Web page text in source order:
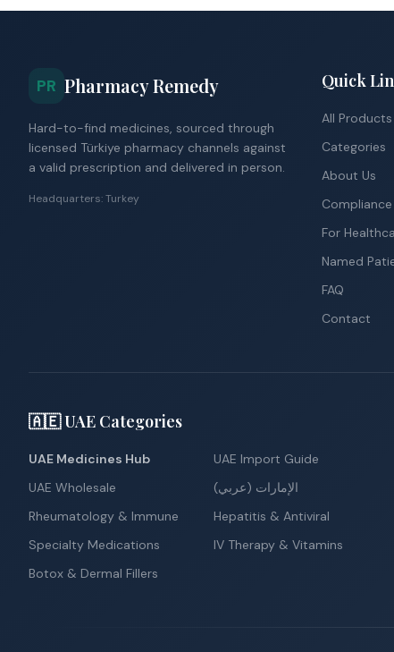
PR Pharmacy Remedy
Hard-to-find medicines, sourced through
licensed Türkiye pharmacy channels against
a valid prescription and delivered in person.
Headquarters: Turkey
Quick
All Products
Categories
About Us
For
Named
FAQ
Contact
🇦🇪 UAE Categories
UAE Medicines Hub
UAE Import Guide
UAE Wholesale
الإمارات (عربي)
Rheumatology & Immune
Hepatitis & Antiviral
Specialty Medications
IV Therapy & Vitamins
Botox & Dermal Fillers